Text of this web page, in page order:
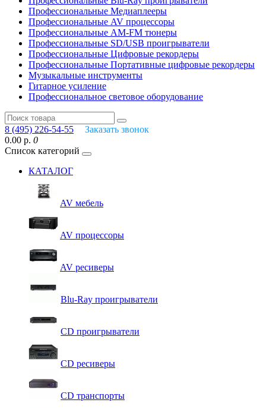
Профессиональные Медиаплееры
Профессиональные AV процессоры
Профессиональные AM-FM тюнеры
Профессиональные SD/USB проигрыватели
Профессиональные Цифровые рекордеры
Профессиональные Портативные цифровые рекордеры
Музыкальные инструменты
Гитарное усиление
Профессиональное световое оборудование
8 (495) 226-54-55
Заказать звонок
0.00 р. 0
Список категорий
КАТАЛОГ
AV мебель
AV процессоры
AV ресиверы
Blu-Ray проигрыватели
CD проигрыватели
CD ресиверы
CD транспорты